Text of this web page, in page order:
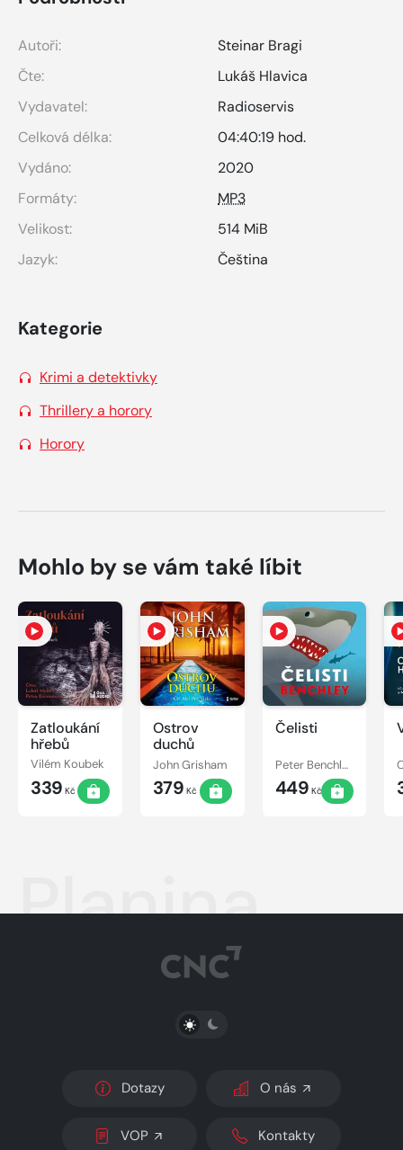
Autoři:
Steinar Bragi
Čte:
Lukáš Hlavica
Vydavatel:
Radioservis
Celková délka:
04:40:19 hod.
Vydáno:
2020
Formáty:
MP3
Velikost:
514 MiB
Jazyk:
Čeština
Kategorie
Krimi a detektivky
Thrillery a horory
Horory
Mohlo by se vám také líbit
Zatloukání
hřebů
Vilém Koubek
339 Kč
Ostrov
duchů
John Grisham
379 Kč
Čelisti
Peter Benchley
449 Kč
Planina
PŘEPNOUT SVĚTLÝ/TMAVÝ REŽIM
Dotazy O nás
VOP Kontakty